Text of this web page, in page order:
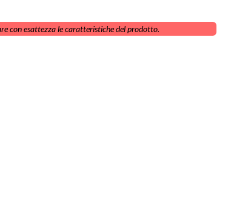
con esattezza le caratteristiche del prodotto.